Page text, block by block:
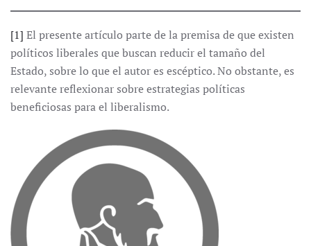
[1] El presente artículo parte de la premisa de que existen
políticos liberales que buscan reducir el tamaño del
Estado, sobre lo que el autor es escéptico. No obstante, es
relevante reflexionar sobre estrategias políticas
beneficiosas para el liberalismo.